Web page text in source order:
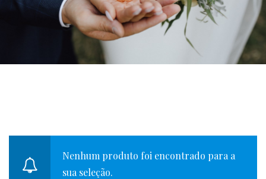
Nenhum produto foi encontrado para a
sua seleção.